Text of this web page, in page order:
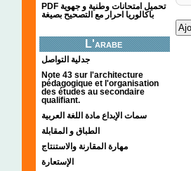
PDF تحميل امتحانات وطنية و جهوية
باكالوريا احرار مع التصحيح بصيغة
L'arabe
جدلية التواصل
Note 43 sur l'architecture
pédagogique et l'organisation
des études au secondaire
qualifiant.
سمات الإبداع مادة اللغة العربية
الطباق و المقابلة
مهارة المقارنة والاستنتاج
الإستعارة